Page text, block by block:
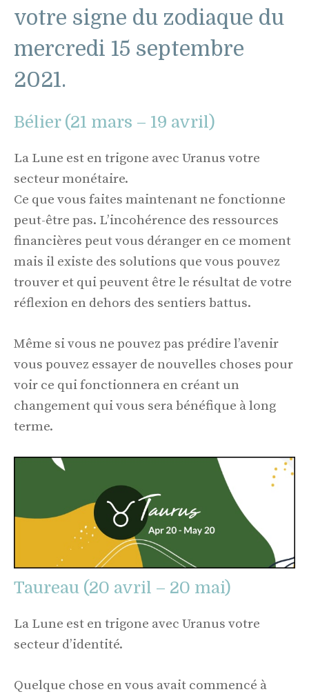
votre signe du zodiaque du
mercredi 15 septembre
2021.
Bélier (21 mars – 19 avril)
La Lune est en trigone avec Uranus votre
secteur monétaire.
Ce que vous faites maintenant ne fonctionne
peut-être pas. L’incohérence des ressources
financières peut vous déranger en ce moment
mais il existe des solutions que vous pouvez
trouver et qui peuvent être le résultat de votre
réflexion en dehors des sentiers battus.
Même si vous ne pouvez pas prédire l’avenir
vous pouvez essayer de nouvelles choses pour
voir ce qui fonctionnera en créant un
changement qui vous sera bénéfique à long
terme.
Taureau (20 avril – 20 mai)
La Lune est en trigone avec Uranus votre
secteur d’identité.
Quelque chose en vous avait commencé à